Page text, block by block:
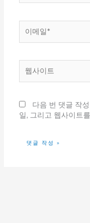
메
일
다음 번 댓글 작
일, 그리고 웹사이트